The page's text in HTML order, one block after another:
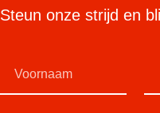
Steun onze strijd en